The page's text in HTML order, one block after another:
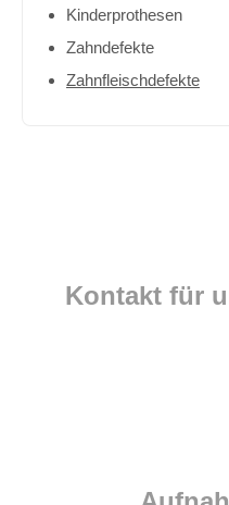
Kinderprothesen
Zahndefekte
Zahnfleischdefekte
Kontakt für